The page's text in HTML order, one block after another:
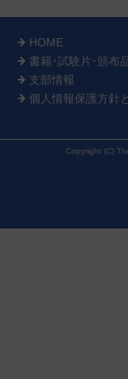
HOME
書籍･試験片･頒布
支部情報
個人情報保護方針
Copyright (C)